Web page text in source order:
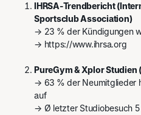
IHRSA-Trendbericht
Sportsclub Association)
→ 23 % der Kündigungen
→ https://www.ihrsa.org
PureGym & Xplor Studien
→ 63 % der Neumitglieder
auf
→ Ø letzter Studiobesuch